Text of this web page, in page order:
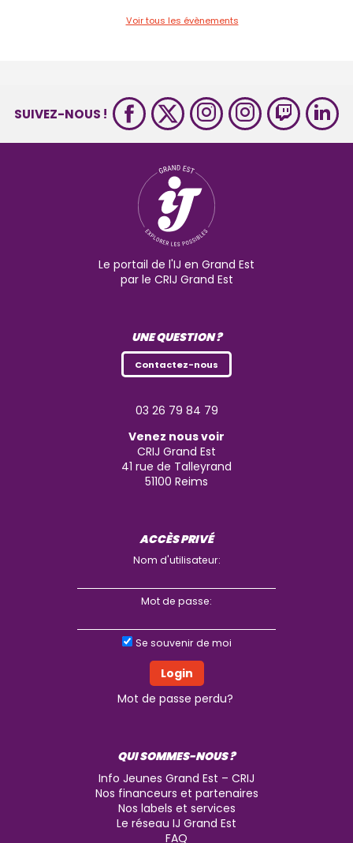
Voir tous les évènements
SUIVEZ-NOUS !
Le portail de l'IJ en Grand Est
par le CRIJ Grand Est
UNE QUESTION ?
Contactez-nous
03 26 79 84 79
Venez nous voir
CRIJ Grand Est
41 rue de Talleyrand
51100 Reims
ACCÈS PRIVÉ
Nom d'utilisateur:
Mot de passe:
Se souvenir de moi
Mot de passe perdu?
QUI SOMMES-NOUS ?
Info Jeunes Grand Est – CRIJ
Nos financeurs et partenaires
Nos labels et services
Le réseau IJ Grand Est
FAQ